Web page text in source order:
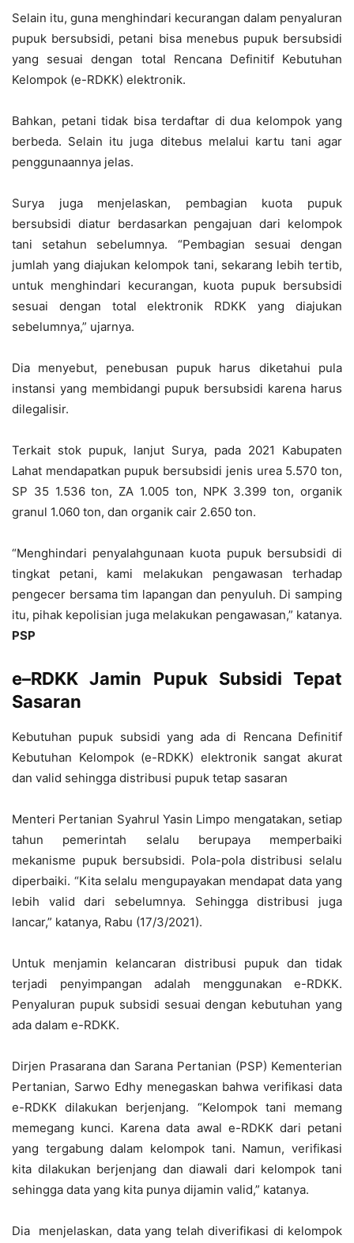
Selain itu, guna menghindari kecurangan dalam penyaluran
pupuk bersubsidi, petani bisa menebus pupuk bersubsidi
yang sesuai dengan total Rencana Definitif Kebutuhan
Kelompok (e-RDKK) elektronik.
Bahkan, petani tidak bisa terdaftar di dua kelompok yang
berbeda. Selain itu juga ditebus melalui kartu tani agar
penggunaannya jelas.
Surya juga menjelaskan, pembagian kuota pupuk
bersubsidi diatur berdasarkan pengajuan dari kelompok
tani setahun sebelumnya. “Pembagian sesuai dengan
jumlah yang diajukan kelompok tani, sekarang lebih tertib,
untuk menghindari kecurangan, kuota pupuk bersubsidi
sesuai dengan total elektronik RDKK yang diajukan
sebelumnya,” ujarnya.
Dia menyebut, penebusan pupuk harus diketahui pula
instansi yang membidangi pupuk bersubsidi karena harus
dilegalisir.
Terkait stok pupuk, lanjut Surya, pada 2021 Kabupaten
Lahat mendapatkan pupuk bersubsidi jenis urea 5.570 ton,
SP 35 1.536 ton, ZA 1.005 ton, NPK 3.399 ton, organik
granul 1.060 ton, dan organik cair 2.650 ton.
“Menghindari penyalahgunaan kuota pupuk bersubsidi di
tingkat petani, kami melakukan pengawasan terhadap
pengecer bersama tim lapangan dan penyuluh. Di samping
itu, pihak kepolisian juga melakukan pengawasan,” katanya.
PSP
e–RDKK Jamin Pupuk Subsidi Tepat
Sasaran
Kebutuhan pupuk subsidi yang ada di Rencana Definitif
Kebutuhan Kelompok (e-RDKK) elektronik sangat akurat
dan valid sehingga distribusi pupuk tetap sasaran
Menteri Pertanian Syahrul Yasin Limpo mengatakan, setiap
tahun pemerintah selalu berupaya memperbaiki
mekanisme pupuk bersubsidi. Pola-pola distribusi selalu
diperbaiki. “Kita selalu mengupayakan mendapat data yang
lebih valid dari sebelumnya. Sehingga distribusi juga
lancar,” katanya, Rabu (17/3/2021).
Untuk menjamin kelancaran distribusi pupuk dan tidak
terjadi penyimpangan adalah menggunakan e-RDKK.
Penyaluran pupuk subsidi sesuai dengan kebutuhan yang
ada dalam e-RDKK.
Dirjen Prasarana dan Sarana Pertanian (PSP) Kementerian
Pertanian, Sarwo Edhy menegaskan bahwa verifikasi data
e-RDKK dilakukan berjenjang. “Kelompok tani memang
memegang kunci. Karena data awal e-RDKK dari petani
yang tergabung dalam kelompok tani. Namun, verifikasi
kita dilakukan berjenjang dan diawali dari kelompok tani
sehingga data yang kita punya dijamin valid,” katanya.
Dia menjelaskan, data yang telah diverifikasi di kelompok